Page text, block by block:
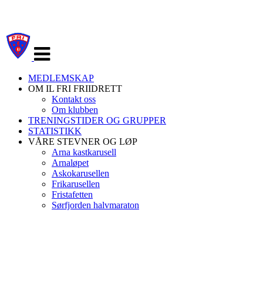
navigasjon
MEDLEMSKAP
OM IL FRI FRIIDRETT
Kontakt oss
Om klubben
TRENINGSTIDER OG GRUPPER
STATISTIKK
VÅRE STEVNER OG LØP
Arna kastkarusell
Arnaløpet
Askokarusellen
Frikarusellen
Fristafetten
Sørfjorden halvmaraton